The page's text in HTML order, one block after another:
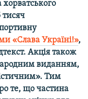
тисяч
«Слава Україні!»,
Акція також
виданням,
Тим
те, що частина